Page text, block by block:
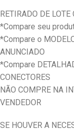
RETIRADO DE
*Compare seu
*Compare o
ANUNCIADO
*Compare
CONECTORES
NÃO COMPRE NA
VENDEDOR
SE HOUVER A